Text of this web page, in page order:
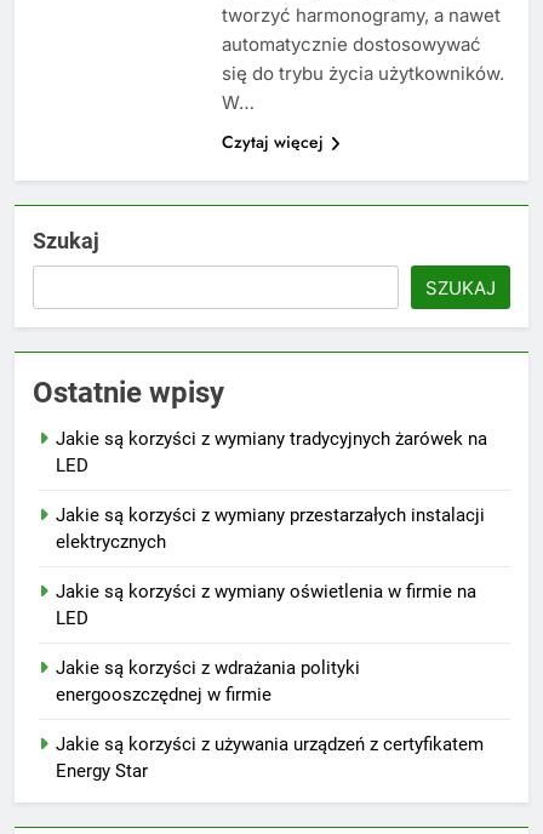
tworzyć harmonogramy, a nawet
automatycznie dostosowywać
się do trybu życia użytkowników.
W…
Czytaj więcej
Szukaj
SZUKAJ
Ostatnie wpisy
Jakie są korzyści z wymiany tradycyjnych żarówek na
LED
Jakie są korzyści z wymiany przestarzałych instalacji
elektrycznych
Jakie są korzyści z wymiany oświetlenia w firmie na
LED
Jakie są korzyści z wdrażania polityki
energooszczędnej w firmie
Jakie są korzyści z używania urządzeń z certyfikatem
Energy Star